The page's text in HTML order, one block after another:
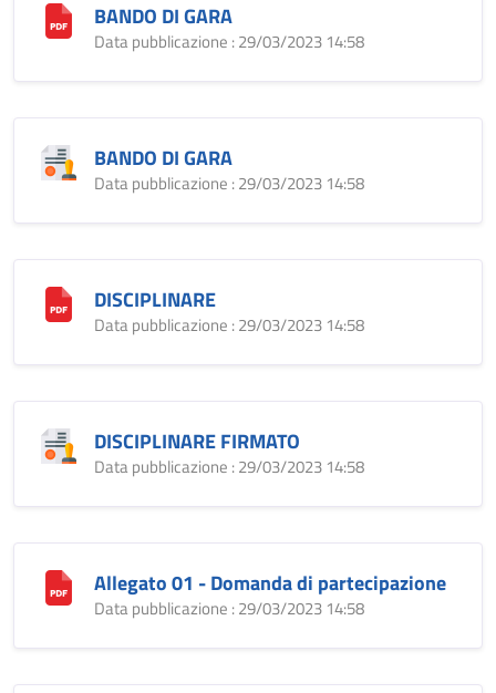
BANDO DI GARA
Data pubblicazione : 29/03/2023 14:58
BANDO DI GARA
Data pubblicazione : 29/03/2023 14:58
DISCIPLINARE
Data pubblicazione : 29/03/2023 14:58
DISCIPLINARE FIRMATO
Data pubblicazione : 29/03/2023 14:58
Allegato 01 - Domanda di partecipazione
Data pubblicazione : 29/03/2023 14:58